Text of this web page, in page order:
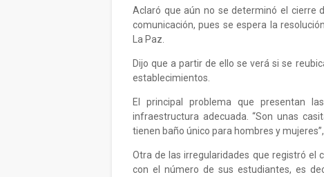
Aclaró que aún no se determinó el cierre
comunicación, pues se espera la
La Paz.
Dijo que a partir de ello se verá si se
establecimientos.
El principal problema que presentan
infraestructura adecuada. “Son unas
tienen baño único para hombres y
Otra de las irregularidades que registró el
con el número de sus estudiantes, es